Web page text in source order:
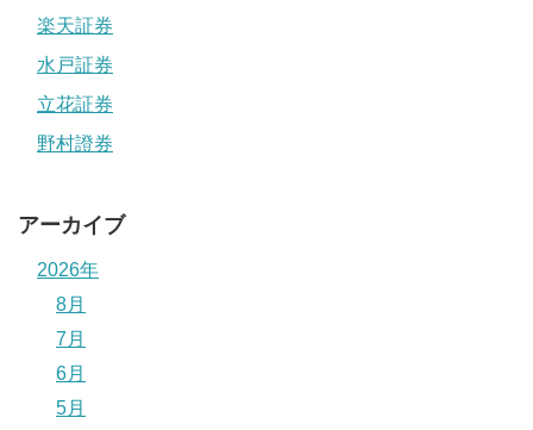
楽天証券
水戸証券
立花証券
野村證券
アーカイブ
2026年
8月
7月
6月
5月